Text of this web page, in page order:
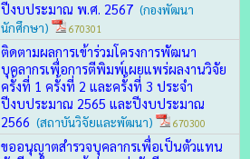
ปีงบประมาณ พ.ศ. 2567 (กองพัฒนา
นักศึกษา)
670301
ติดตามผลการเข้าร่วมโครงการพัฒนา
บุคลากรเพื่อการตีพิมพ์เผยแพร่ผลงานวิจัย
ครั้งที่ 1 ครั้งที่ 2 และครั้งที่ 3 ประจำ
ปีงบประมาณ 2565 และปีงบประมาณ
2566 (สถาบันวิจัยและพัฒนา) 670300
ขออนุญาตสำรวจบุคลากรเพื่อเป็นตัวแทน